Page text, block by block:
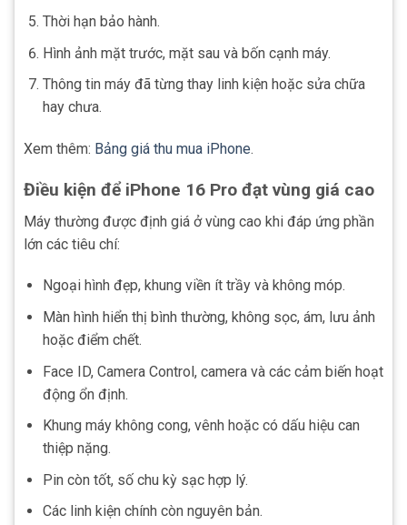
Thời hạn bảo hành.
Hình ảnh mặt trước, mặt sau và bốn cạnh máy.
Thông tin máy đã từng thay linh kiện hoặc sửa chữa
hay chưa.
Xem thêm: Bảng giá thu mua iPhone.
Điều kiện để iPhone 16 Pro đạt vùng giá cao
Máy thường được định giá ở vùng cao khi đáp ứng phần
lớn các tiêu chí:
Ngoại hình đẹp, khung viền ít trầy và không móp.
Màn hình hiển thị bình thường, không sọc, ám, lưu ảnh
hoặc điểm chết.
Face ID, Camera Control, camera và các cảm biến hoạt
động ổn định.
Khung máy không cong, vênh hoặc có dấu hiệu can
thiệp nặng.
Pin còn tốt, số chu kỳ sạc hợp lý.
Các linh kiện chính còn nguyên bản.